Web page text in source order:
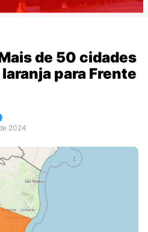
de 50 cidades
para Frente
2024